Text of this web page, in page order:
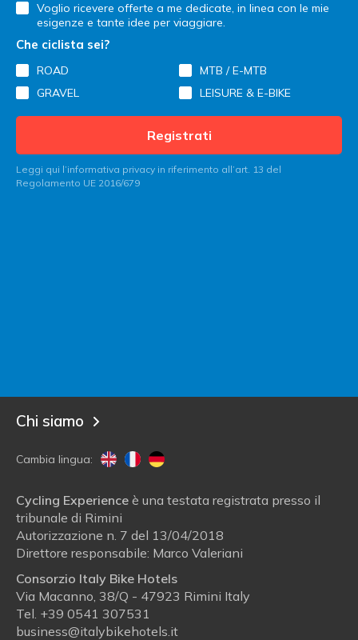
Voglio ricevere offerte a me dedicate, in linea con le mie
esigenze e tante idee per viaggiare.
Che ciclista sei?
ROAD
MTB / E-MTB
GRAVEL
LEISURE & E-BIKE
Registrati
Leggi qui l’informativa privacy in riferimento all’art. 13 del
Regolamento UE 2016/679
Chi siamo
Cambia lingua:
Cycling Experience è una testata registrata presso il
tribunale di Rimini
Autorizzazione n. 7 del 13/04/2018
Direttore responsabile: Marco Valeriani
Consorzio Italy Bike Hotels
Via Macanno, 38/Q - 47923 Rimini Italy
Tel. +39 0541 307531
business@italybikehotels.it